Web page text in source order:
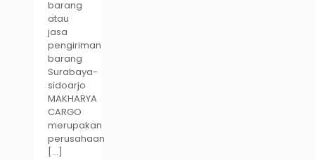
barang
atau
jasa
pengiriman
barang
Surabaya-
sidoarjo
MAKHARYA
CARGO
merupakan
perusahaan
[…]